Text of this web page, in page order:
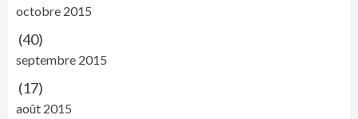
octobre 2015
(40)
septembre 2015
(17)
août 2015